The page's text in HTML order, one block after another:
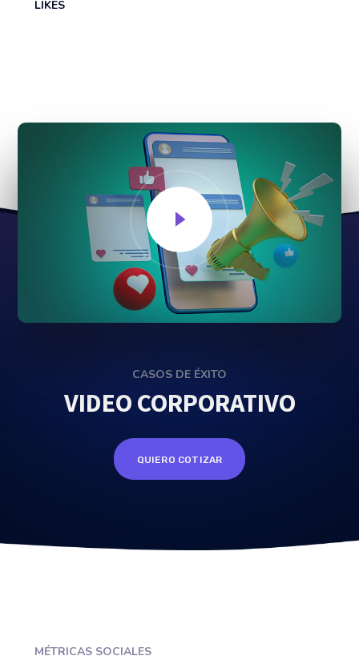
LIKES
CASOS DE ÉXITO
VIDEO CORPORATIVO
QUIERO COTIZAR
MÉTRICAS SOCIALES